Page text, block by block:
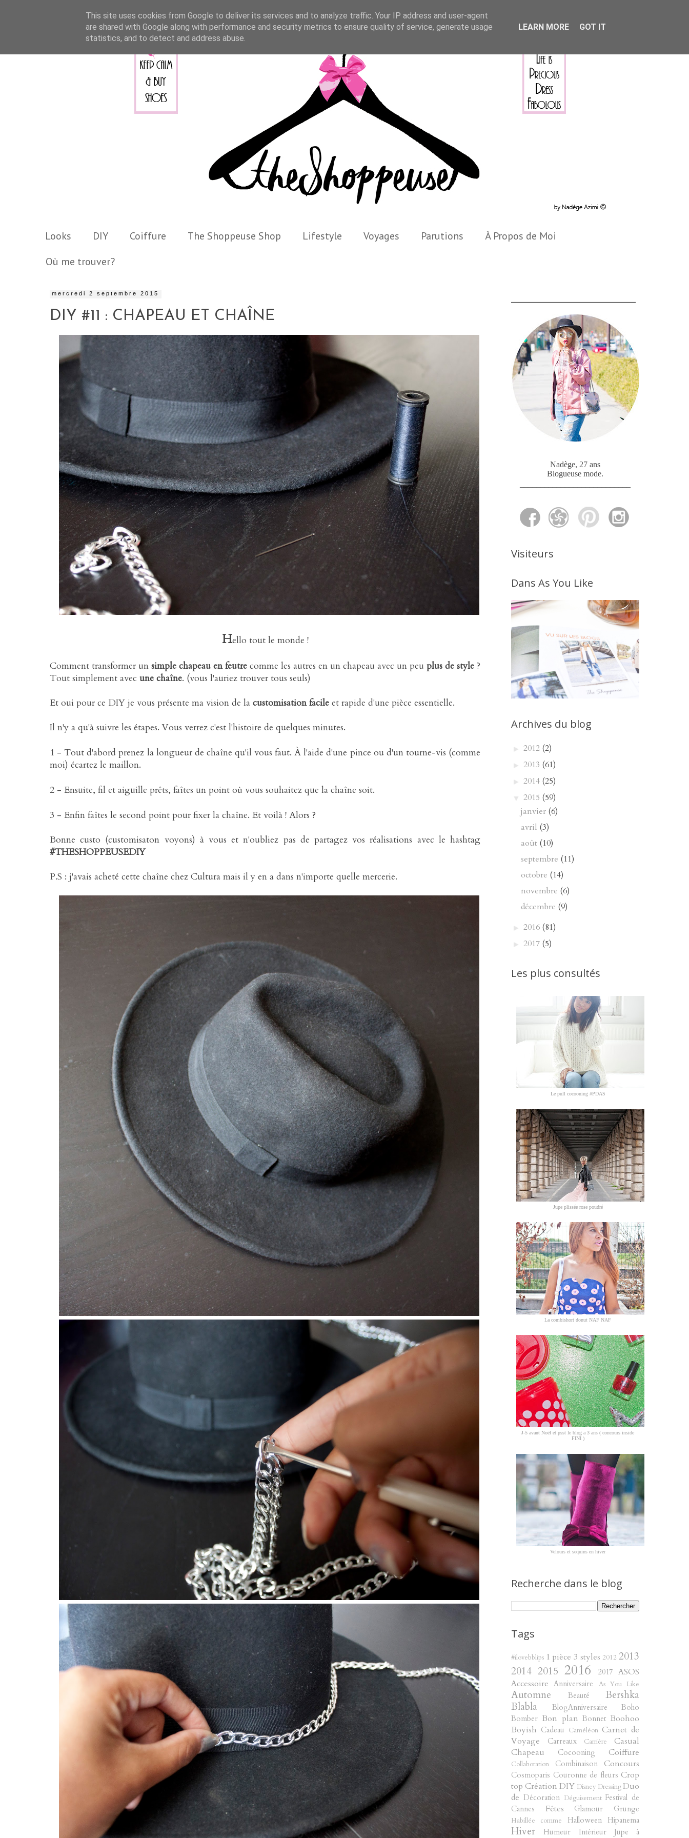
Looks DIY Coiffure The Shoppeuse Shop Lifestyle Voyages Parutions
À Propos de Moi
Où me trouver?
mercredi 2 septembre 2015
DIY #11 : CHAPEAU ET CHAÎNE
Hello tout le monde !
Comment transformer un simple chapeau en feutre comme les autres en un chapeau avec un peu plus de style ?
Tout simplement avec une chaîne. (vous l'auriez trouver tous seuls)
Et oui pour ce DIY je vous présente ma vision de la customisation facile et rapide d'une pièce essentielle.
Il n'y a qu'à suivre les étapes. Vous verrez c'est l'histoire de quelques minutes.
1 -Tout d'abord prenez la longueur de chaîne qu'il vous faut. À l'aide d'une pince ou d'un tourne-vis (comme
moi) écartez le maillon.
2 - Ensuite, fil et aiguille prêts, faîtes un point où vous souhaitez que la chaîne soit.
3 - Enfin faîtes le second point pour fixer la chaîne. Et voilà ! Alors ?
Bonne custo (customisaton voyons) à vous et n'oubliez pas de partagez vos réalisations avec le hashtag
#THESHOPPEUSEDIY
P.S : j'avais acheté cette chaîne chez Cultura mais il y en a dans n'importe quelle mercerie.
Nadège, 27 ans
Blogueuse mode.
Visiteurs
Dans As You Like
Archives du blog
► 2012 (2)
► 2013 (61)
► 2014 (25)
▼ 2015 (59)
janvier (6)
avril (3)
août (10)
septembre (11)
octobre (14)
novembre (6)
décembre (9)
► 2016 (81)
► 2017 (5)
Les plus consultés
Le pull cocooning #PDAS
Jupe plissée rose poudré
La combishort donut NAF NAF
J-5 avant Noël et psst le blog a 3 ans ( concours inside
FINI )
Velours et sequins en hiver
Recherche dans le blog
Tags
#ilovebblips 1 pièce 3 styles 2012 2013
2014 2015 2016 2017 ASOS
Accessoire Anniversaire As You Like
Automne Beauté
Bershka
Blabla
BlogAnniversaire
Boho
Bomber Bon plan Bonnet Boohoo
Boyish Cadeau Caméléon Carnet de
Voyage
Carreaux Carrière
Casual
Chapeau
Cocooning Coiffure
Collaboration Combinaison Concours
Cosmoparis Couronne de fleurs Crop
top Création DIY Disney DressingDuo
de Décoration Déguisement Festival de
Cannes
Fêtes Glamour Grunge
Habillée comme Halloween Hipanema
Hiver Humeur Intérieur Jupe à
This site uses cookies from Google to deliver its services and to analyze traffic. Your IP address and user-agent
are shared with Google along with performance and security metrics to ensure quality of service, generate usage
statistics, and to detect and address abuse.
LEARN MORE GOT IT